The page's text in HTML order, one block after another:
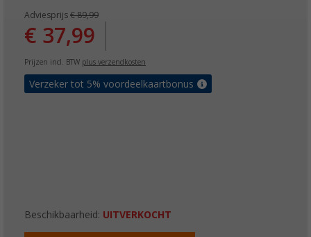
Adviesprijs € 89,99
€ 37,99
Prijzen incl. BTW plus verzendkosten
Verzeker tot 5% voordeelkaartbonus
Beschikbaarheid: UITVERKOCHT